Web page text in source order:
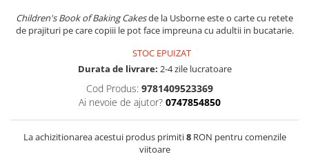
Children's Book of Baking Cakesde la Usborne este o carte cu retete
de prajituri pe care copiii le pot face impreuna cu adultii in bucatarie.
STOC EPUIZAT
Durata de livrare: 2-4 zile lucratoare
Cod Produs: 9781409523369
Ai nevoie de ajutor? 0747854850
La achizitionarea acestui produs primiti8RON pentru comenzile
viitoare